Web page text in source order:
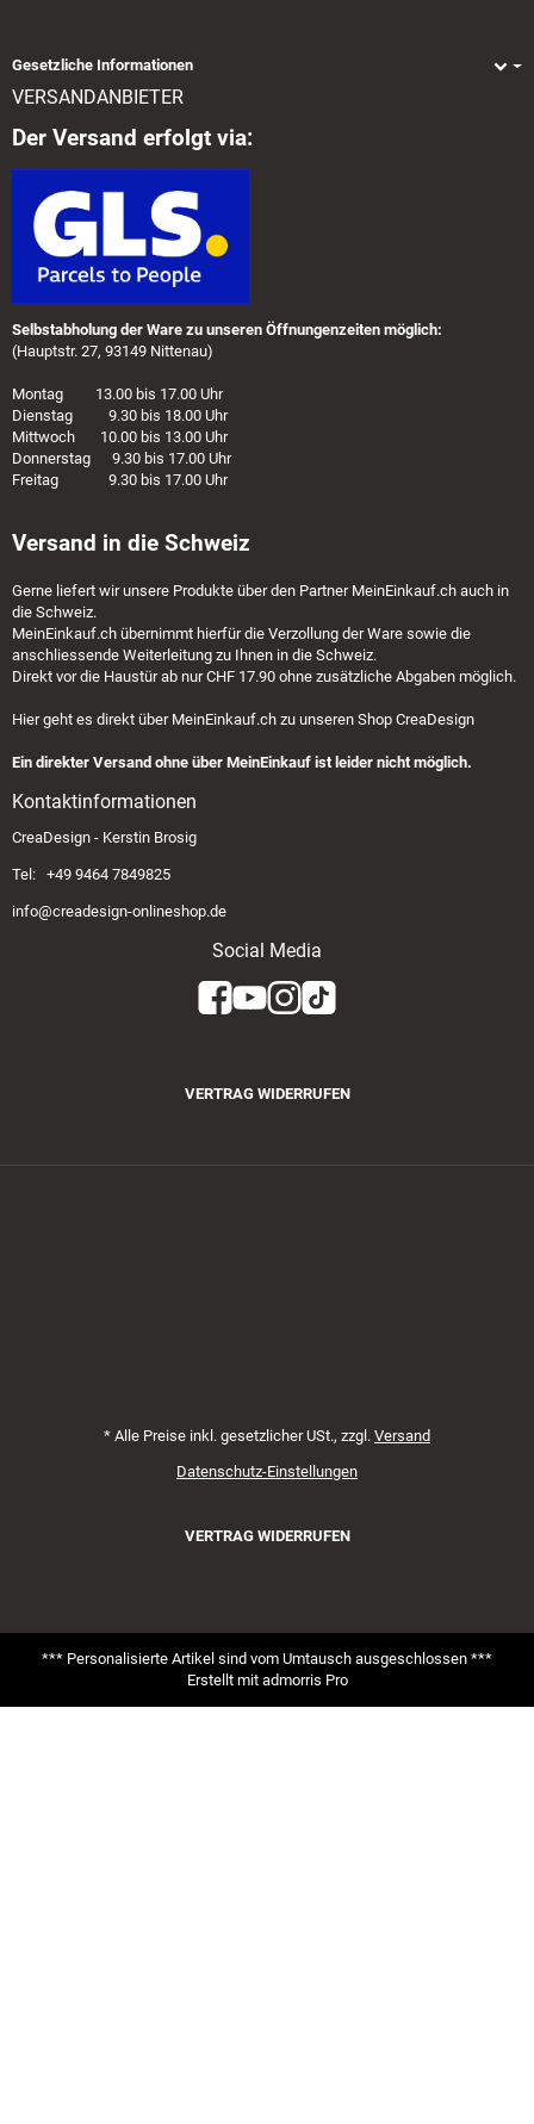
Gesetzliche Informationen
VERSANDANBIETER
Der Versand erfolgt via:
Selbstabholung der Ware zu unseren Öffnungenzeiten möglich:
(Hauptstr. 27, 93149 Nittenau)
Montag 13.00 bis 17.00 Uhr
Dienstag 9.30 bis 18.00 Uhr
Mittwoch 10.00 bis 13.00 Uhr
Donnerstag 9.30 bis 17.00 Uhr
Freitag 9.30 bis 17.00 Uhr
Versand in die Schweiz
Gerne liefert wir unsere Produkte über den Partner MeinEinkauf.ch auch in
die Schweiz.
MeinEinkauf.ch übernimmt hierfür die Verzollung der Ware sowie die
anschliessende Weiterleitung zu Ihnen in die Schweiz.
Direkt vor die Haustür ab nur CHF 17.90 ohne zusätzliche Abgaben möglich.
Hier geht es direkt über MeinEinkauf.ch zu unseren Shop CreaDesign
Ein direkter Versand ohne über MeinEinkauf ist leider nicht möglich.
Kontaktinformationen
CreaDesign - Kerstin Brosig
Tel: +49 9464 7849825
info@creadesign-onlineshop.de
Social Media
VERTRAG WIDERRUFEN
* Alle Preise inkl. gesetzlicher USt., zzgl. Versand
Datenschutz-Einstellungen
VERTRAG WIDERRUFEN
*** Personalisierte Artikel sind vom Umtausch ausgeschlossen ***
Erstellt mit admorris Pro